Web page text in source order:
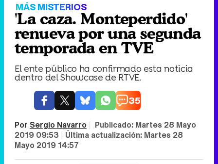
MÁS MISTERIOS
'La caza. Monteperdido'
renueva por una segunda
temporada en TVE
El ente público ha confirmado esta noticia
dentro del Showcase de RTVE.
35
Por Sergio Navarro | Publicado: Martes 28 Mayo
2019 09:53 | Última actualización: Martes 28
Mayo 2019 14:57